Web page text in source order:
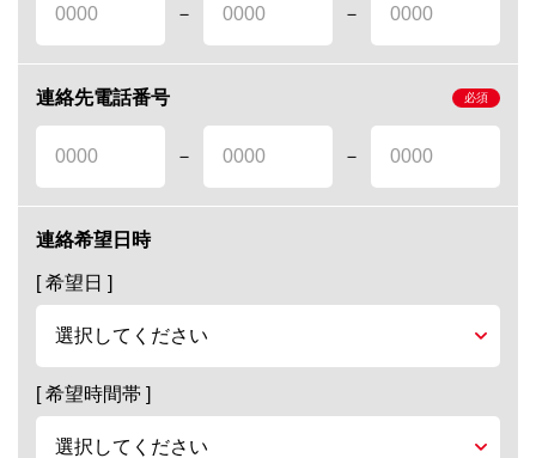
－ －
連絡先電話番号
－ －
連絡希望日時
[ 希望日 ]
[ 希望時間帯 ]